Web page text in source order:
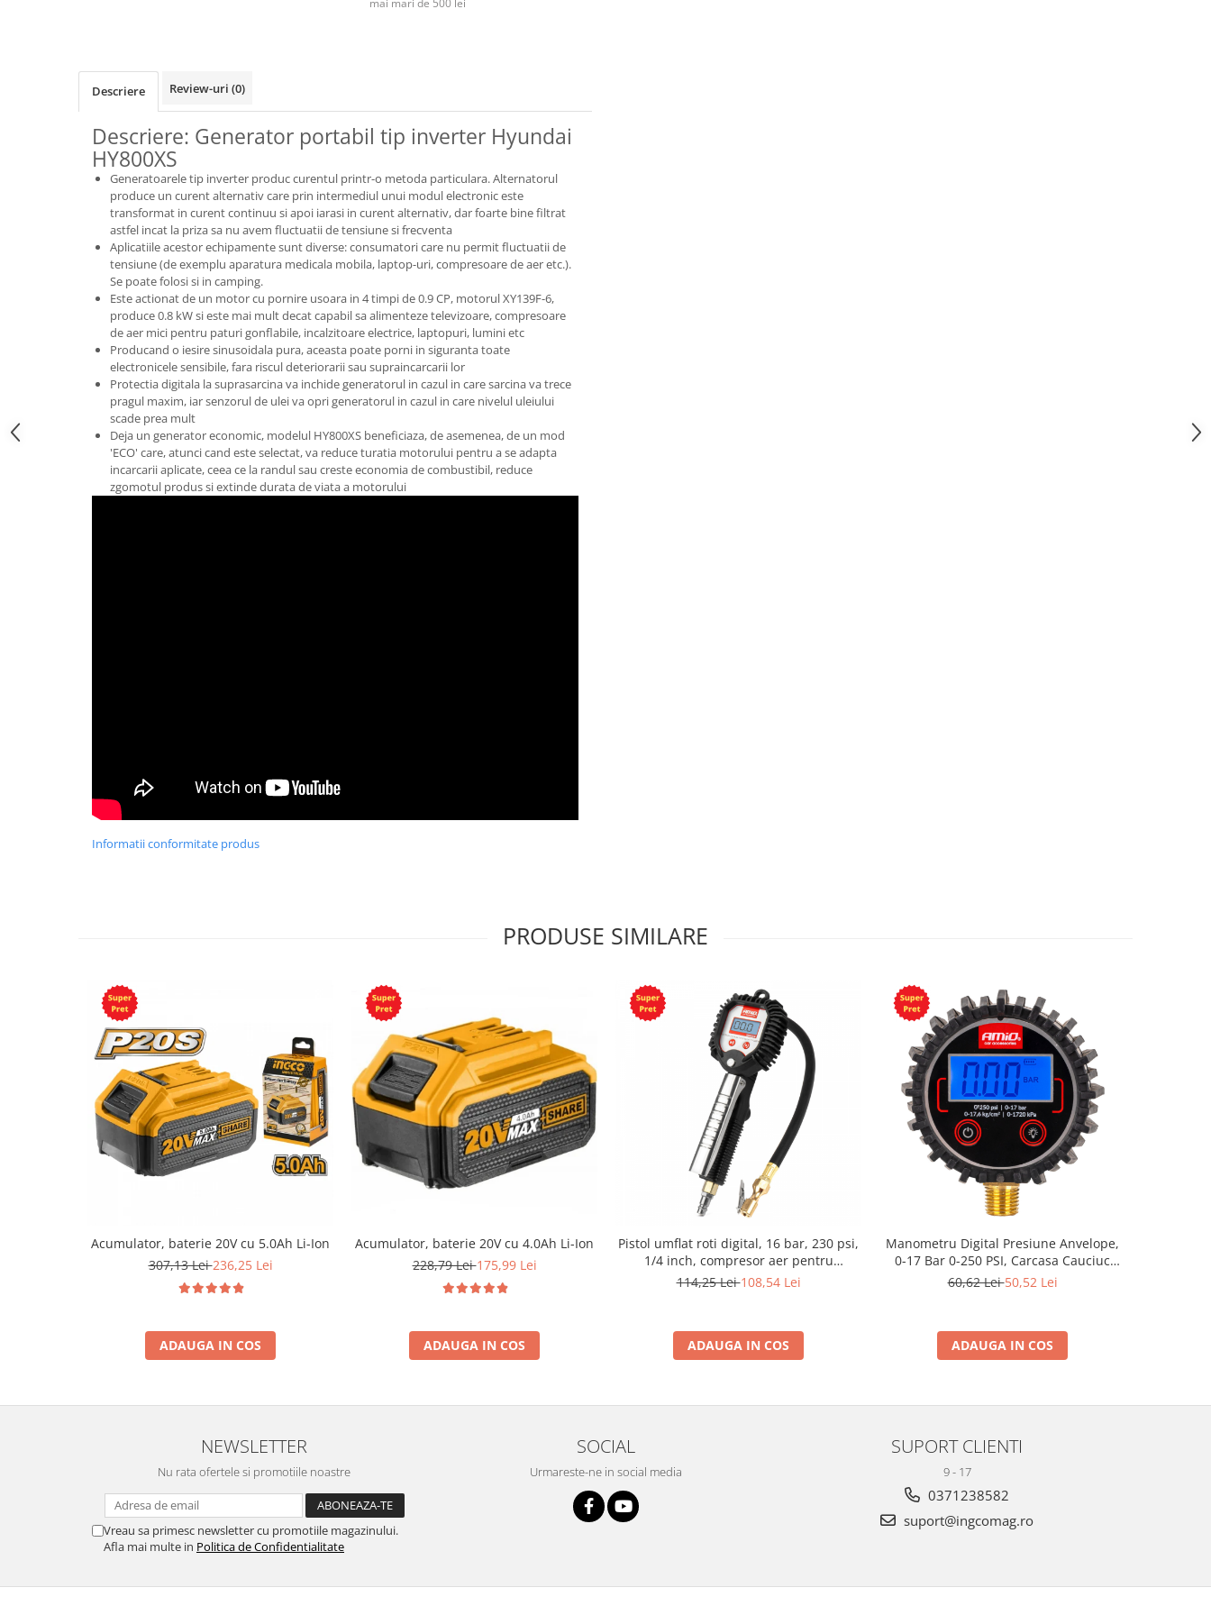
mai mari de 500 lei
Descriere Review-uri (0)
Descriere: Generator portabil tip inverter Hyundai
HY800XS
Generatoarele tip inverter produc curentul printr-o metoda particulara. Alternatorul
produce un curent alternativ care prin intermediul unui modul electronic este
transformat in curent continuu si apoi iarasi in curent alternativ, dar foarte bine filtrat
astfel incat la priza sa nu avem fluctuatii de tensiune si frecventa
Aplicatiile acestor echipamente sunt diverse: consumatori care nu permit fluctuatii de
tensiune (de exemplu aparatura medicala mobila, laptop-uri, compresoare de aer etc.).
Se poate folosi si in camping.
Este actionat de un motor cu pornire usoara in 4 timpi de 0.9 CP, motorul XY139F-6,
produce 0.8 kW si este mai mult decat capabil sa alimenteze televizoare, compresoare
de aer mici pentru paturi gonflabile, incalzitoare electrice, laptopuri, lumini etc
Producand o iesire sinusoidala pura, aceasta poate porni in siguranta toate
electronicele sensibile, fara riscul deteriorarii sau supraincarcarii lor
Protectia digitala la suprasarcina va inchide generatorul in cazul in care sarcina va trece
pragul maxim, iar senzorul de ulei va opri generatorul in cazul in care nivelul uleiului
scade prea mult
Deja un generator economic, modelul HY800XS beneficiaza, de asemenea, de un mod
'ECO' care, atunci cand este selectat, va reduce turatia motorului pentru a se adapta
incarcarii aplicate, ceea ce la randul sau creste economia de combustibil, reduce
zgomotul produs si extinde durata de viata a motorului
Informatii conformitate produs
PRODUSE SIMILARE
Acumulator, baterie 20V cu 5.0Ah Li-Ion
307,13 Lei236,25 Lei
ADAUGA IN COS
Acumulator, baterie 20V cu 4.0Ah Li-Ion
228,79 Lei175,99 Lei
ADAUGA IN COS
Pistol umflat roti digital, 16 bar, 230 psi,
1/4 inch, compresor aer pentru
anvelope auto
114,25 Lei108,54 Lei
ADAUGA IN COS
Manometru Digital Presiune Anvelope,
0-17 Bar 0-250 PSI, Carcasa Cauciuc
Protectie, Citire Rapida, Display Digital
60,62 Lei50,52 Lei
ADAUGA IN COS
NEWSLETTER
Nu rata ofertele si promotiile noastre
Vreau sa primesc newsletter cu promotiile magazinului.
Afla mai multe in Politica de Confidentialitate
SOCIAL
Urmareste-ne in social media
SUPORT CLIENTI
9 - 17
0371238582
suport@ingcomag.ro